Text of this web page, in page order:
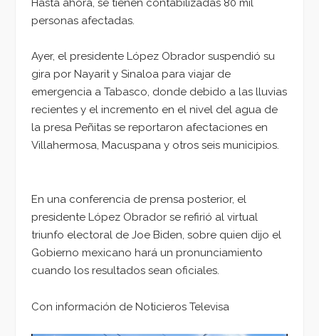
Hasta ahora, se tienen contabilizadas 80 mil
personas afectadas.
Ayer, el presidente López Obrador suspendió su
gira por Nayarit y Sinaloa para viajar de
emergencia a Tabasco, donde debido a las lluvias
recientes y el incremento en el nivel del agua de
la presa Peñitas se reportaron afectaciones en
Villahermosa, Macuspana y otros seis municipios.
En una conferencia de prensa posterior, el
presidente López Obrador se refirió al virtual
triunfo electoral de Joe Biden, sobre quien dijo el
Gobierno mexicano hará un pronunciamiento
cuando los resultados sean oficiales.
Con información de Noticieros Televisa